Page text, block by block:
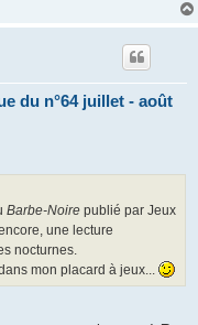
du n°64 juillet - août
Barbe-Noire publié par Jeux
une lecture
nocturnes.
mon placard à jeux...